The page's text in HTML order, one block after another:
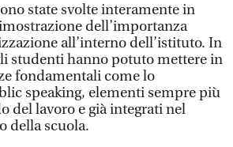
state svolte interamente in
dell’importanza
all’interno dell’istituto. In
studenti hanno potuto mettere in
fondamentali come lo
speaking, elementi sempre più
del lavoro e già integrati nel
della scuola.